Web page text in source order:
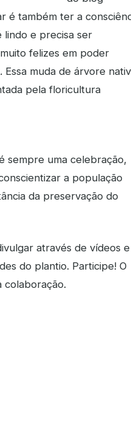
é também ter a
lindo e precisa ser
felizes em poder
Essa muda de árvore
pela floricultura
sempre uma celebração,
a população
da preservação do
através de vídeos e
do plantio. Participe! O
colaboração.